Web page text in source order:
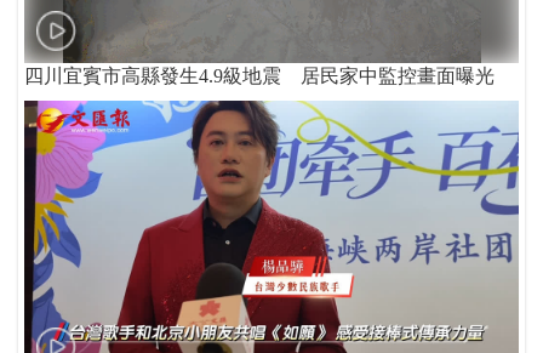
四川宜賓市高縣發生4.9級地震 居民家中監控畫面曝光